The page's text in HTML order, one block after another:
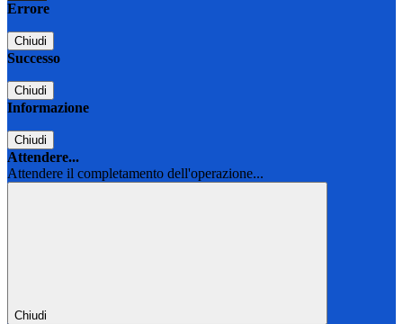
Errore
Chiudi
Successo
Chiudi
Informazione
Chiudi
Attendere...
Attendere il completamento dell'operazione...
Chiudi